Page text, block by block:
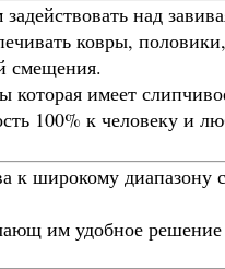
над
ковры,
смещения.
которая имеет
100% к человеку и
к широкому диапазону
им удобное решение